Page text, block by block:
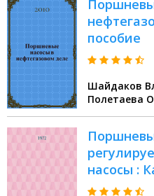
пособие
Шайдаков
Полетаева
насосы :
действие -